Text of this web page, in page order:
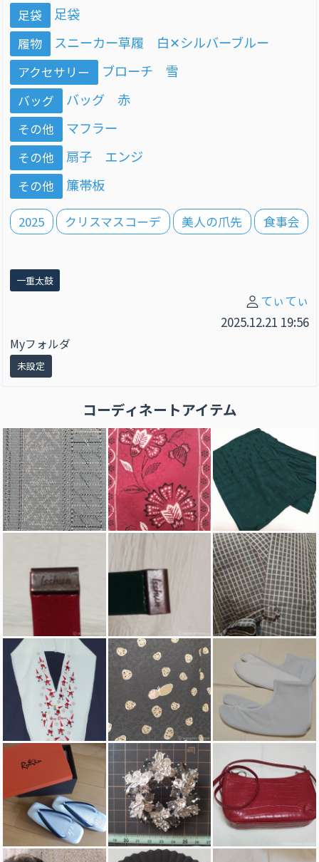
足袋 足袋
履物 スニーカー草履 白✕シルバーブルー
アクセサリー ブローチ 雪
バッグ バッグ 赤
その他 マフラー
その他 扇子 エンジ
その他 簾帯板
2025 クリスマスコーデ 美人の爪先 食事会
一重太鼓
てぃてぃ
2025.12.21 19:56
Myフォルダ
未設定
コーディネートアイテム